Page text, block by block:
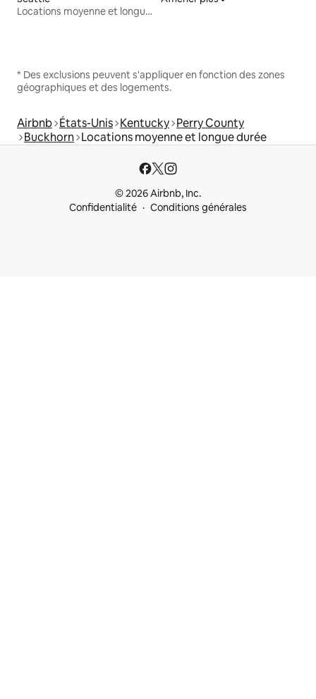
Locations moyenne et longue durée
* Des exclusions peuvent s'appliquer en fonction des zones
géographiques et des logements.
Airbnb États-Unis Kentucky Perry County
Buckhorn Locations moyenne et longue durée
© 2026 Airbnb, Inc.
Confidentialité
Conditions générales